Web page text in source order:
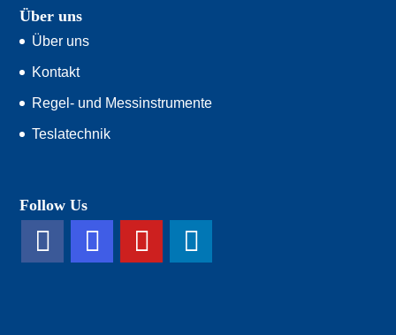
Über uns
Über uns
Kontakt
Regel- und Messinstrumente
Teslatechnik
Follow Us